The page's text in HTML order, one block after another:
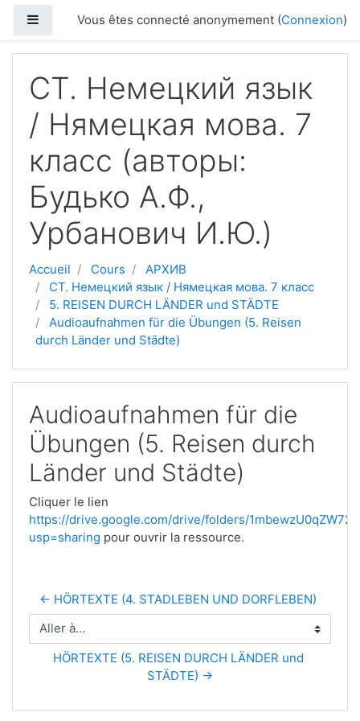
Panneau latéral
Vous êtes connecté anonymement (Connexion)
СТ. Немецкий язык
/ Нямецкая мова. 7
класс (авторы:
Будько А.Ф.,
Урбанович И.Ю.)
Accueil Cours
АРХИВ
СТ. Немецкий язык / Нямецкая мова. 7 класс
5. REISEN DURCH LÄNDER und STÄDTE
Audioaufnahmen für die Übungen (5. Reisen
durch Länder und Städte)
Audioaufnahmen für die
Übungen (5. Reisen durch
Länder und Städte)
Cliquer le lien
https://drive.google.com/drive/folders/
usp=sharing pour ouvrir la ressource.
← HÖRTEXTE (4. STADLEBEN UND DORFLEBEN)
Aller à…
HÖRTEXTE (5. REISEN DURCH LÄNDER und
STÄDTE) →